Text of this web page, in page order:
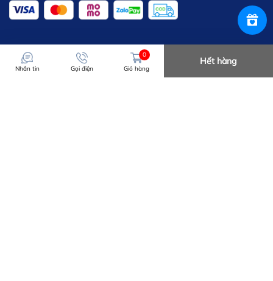
Nhắn tin Gọi điện
0
Giỏ hàng
Hết hàng